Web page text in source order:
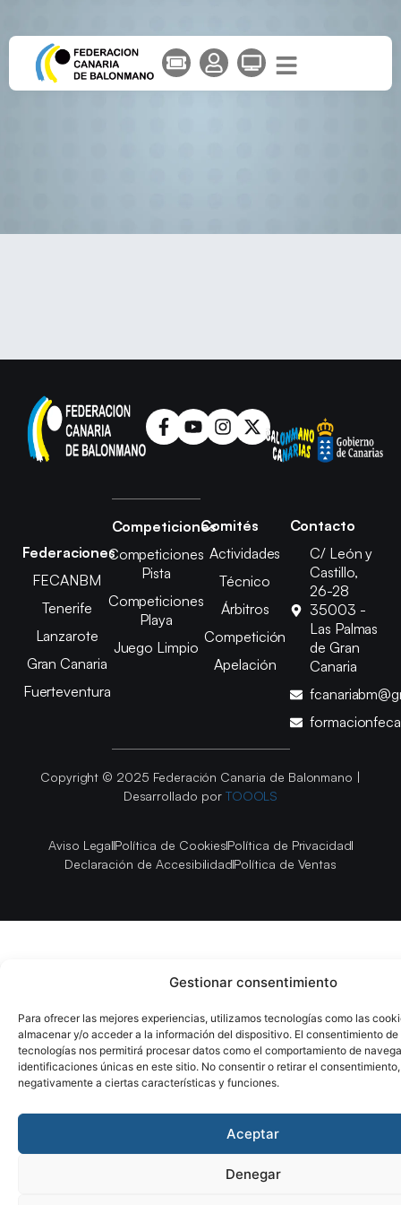
Gestionar consentimiento
Para ofrecer las mejores experiencias, utilizamos tecnologías como las
almacenar y/o acceder a la información del dispositivo. El consentimiento de
tecnologías nos permitirá procesar datos como el comportamiento de
identificaciones únicas en este sitio. No consentir o retirar el
negativamente a ciertas características y funciones.
Aceptar
Denegar
Federaciones
FECANBM
Tenerife
Lanzarote
Gran Canaria
Fuerteventura
Competiciones
Competiciones
Pista
Competiciones
Playa
Juego Limpio
Comités
Actividades
Técnico
Árbitros
Competición
Apelación
Contacto
C/ León y
Castillo,
26-28
35003 -
Las Palmas
de Gran
Canaria
Copyright © 2025 Federación Canaria de Balonmano |
Desarrollado por TOOOLS
Aviso LegalPolítica de CookiesPolítica de Privacidad
Declaración de AccesibilidadPolítica de Ventas